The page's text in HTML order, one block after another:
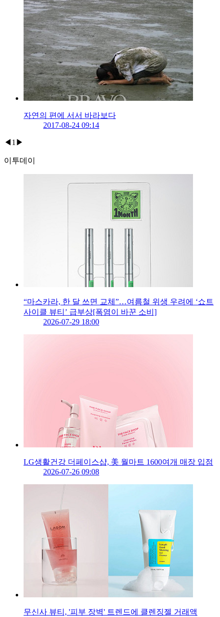
자연의 편에 서서 바라보다
2017-08-24 09:14
◀ 1 ▶
이투데이
“마스카라, 한 달 쓰면 교체”…여름철 위생 우려에 ‘쇼트
사이클 뷰티’ 급부상[폭염이 바꾼 소비]
2026-07-29 18:00
LG생활건강 더페이스샵, 美 월마트 1600여개 매장 입점
2026-07-26 09:08
무신사 뷰티, '피부 장벽' 트렌드에 클렌징젤 거래액